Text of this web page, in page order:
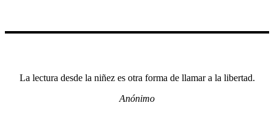
La lectura desde la niñez es otra forma de llamar a la libertad.
Anónimo